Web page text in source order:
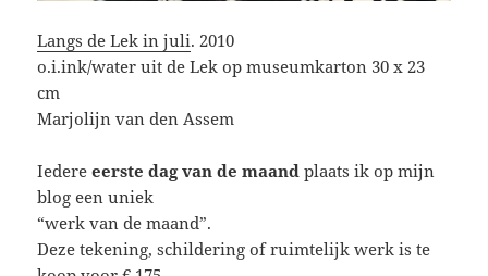
Langs de Lek in juli. 2010
o.i.ink/water uit de Lek op museumkarton 30 x 23
cm
Marjolijn van den Assem
Iedereeerste dag van de maand plaats ik op mijn
blog een uniek
“werk van de maand”.
Deze tekening, schildering of ruimtelijk werk is te